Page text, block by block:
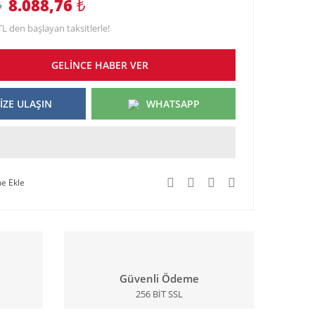
8.088,76 ₺
den başlayan taksitlerle!
GELİNCE HABER VER
ULAŞIN WHATSAPP
Güvenli Ödeme
256 BİT SSL